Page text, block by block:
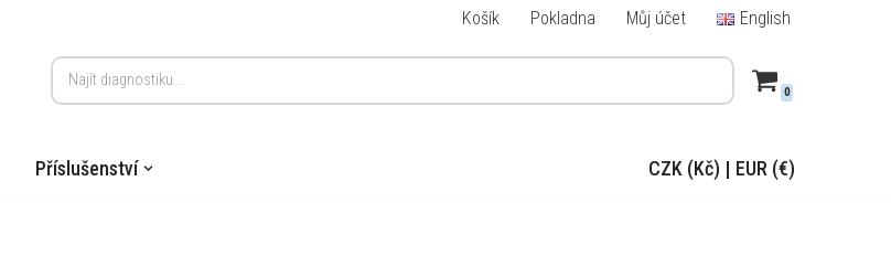
Košík Pokladna Můj účet English
0
Příslušenství CZK (Kč) | EUR (€)